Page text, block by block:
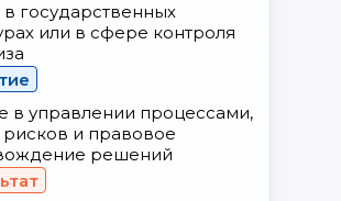
в государственных
или в сфере контроля
в управлении процессами,
рисков и правовое
решений